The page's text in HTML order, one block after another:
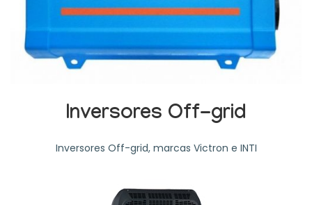
Inversores Off-grid
Inversores Off-grid, marcas Victron e INTI